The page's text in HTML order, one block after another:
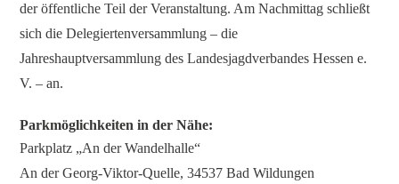
der öffentliche Teil der Veranstaltung. Am Nachmittag schließt
sich die Delegiertenversammlung – die
Jahreshauptversammlung des Landesjagdverbandes Hessen e.
V. – an.
Parkmöglichkeiten in der Nähe:
Parkplatz „An der Wandelhalle“
An der Georg-Viktor-Quelle, 34537 Bad Wildungen